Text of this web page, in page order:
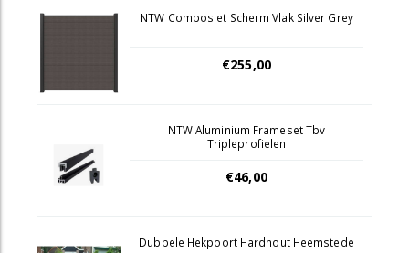
NTW Composiet Scherm Vlak Silver Grey
€255,00
NTW Aluminium Frameset Tbv
Tripleprofielen
€46,00
Dubbele Hekpoort Hardhout Heemstede